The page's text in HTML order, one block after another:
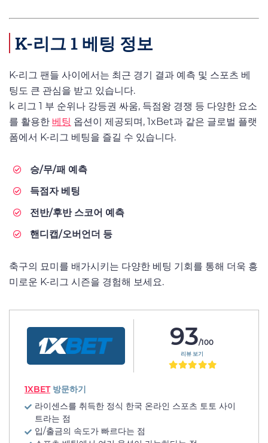
K-리그 1 베팅 정보
K-리그 팬들 사이에서는 최근 경기 결과 예측 및 스포츠 베
팅도 큰 관심을 받고 있습니다.
k 리그 1 부 순위나 강등권 싸움, 득점왕 경쟁 등 다양한 요소
를 활용한 베팅 옵션이 제공되며, 1xBet과 같은 글로벌 플랫
폼에서 K-리그 베팅을 즐길 수 있습니다.
승/무/패 예측
득점자 베팅
전반/후반 스코어 예측
핸디캡/오버언더 등
축구의 묘미를 배가시키는 다양한 베팅 기회를 통해 더욱 흥
미로운 K-리그 시즌을 경험해 보세요.
93/100
리뷰 보기
1XBET방문하기
라이센스를 취득한 정식 한국 온라인 스포츠 토토 사이
트라는 점
입/출금의 속도가 빠르다는 점